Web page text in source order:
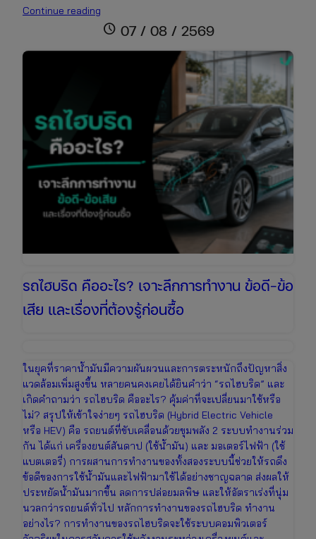
Continue reading
สตาร์ท
รวม
สาเหตุ
และ
วิธี
แก้ไข
เบื้อง
ต้น
schedule 07 / 08 / 2569
รถไฮบริด คืออะไร? เจาะลึกการทำงาน ข้อดี-ข้อ
เสีย และเรื่องที่ต้องรู้ก่อนซื้อ
ในยุคที่ราคาน้ำมันมีความผันผวนและการตระหนักถึงปัญหาสิ่ง
แวดล้อมเพิ่มสูงขึ้น หลายคนคงเคยได้ยินคำว่า “รถไฮบริด” และ
เกิดคำถามว่า รถไฮบริด คืออะไร? คุ้มค่าที่จะเปลี่ยนมาใช้หรือ
ไม่? สรุปให้เข้าใจง่ายๆ รถไฮบริด (Hybrid Electric Vehicle
หรือ HEV) คือ รถยนต์ที่ขับเคลื่อนด้วยขุมพลัง 2 ระบบทำงานร่วม
กัน ได้แก่ เครื่องยนต์สันดาป (ใช้น้ำมัน) และ มอเตอร์ไฟฟ้า (ใช้
แบตเตอรี่) การผสานการทำงานของทั้งสองระบบนี้ช่วยให้รถดึง
ข้อดีของการใช้น้ำมันและไฟฟ้ามาใช้ได้อย่างชาญฉลาด ส่งผลให้
ประหยัดน้ำมันมากขึ้น ลดการปล่อยมลพิษ และให้อัตราเร่งที่นุ่ม
นวลกว่ารถยนต์ทั่วไป หลักการทำงานของรถไฮบริด ทำงาน
อย่างไร? การทำงานของรถไฮบริดจะใช้ระบบคอมพิวเตอร์